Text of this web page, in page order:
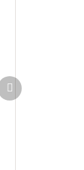
Další
produkt